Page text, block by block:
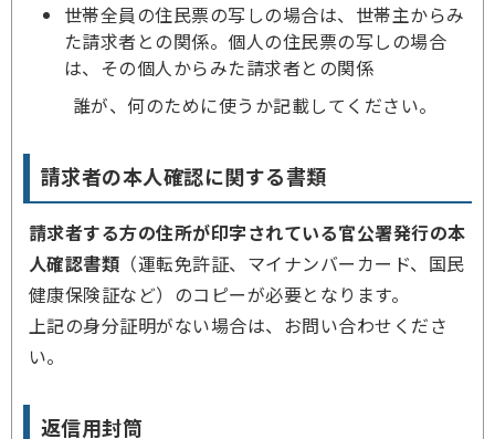
世帯全員の住民票の写しの場合は、世帯主からみ
た請求者との関係。個人の住民票の写しの場合
は、その個人からみた請求者との関係
誰が、何のために使うか記載してください。
請求者の本人確認に関する書類
請求者する方の住所が印字されている官公署発行の本
人確認書類 （運転免許証、マイナンバーカード、国民
健康保険証など）のコピーが必要となります。
上記の身分証明がない場合は、お問い合わせくださ
い。
返信用封筒